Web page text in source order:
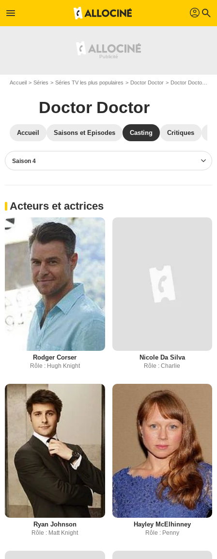
menu profil search
Accueil Séries Séries TV les plus populaires Doctor Doctor Doctor Doctor S04
Doctor Doctor
Accueil Saisons et Episodes Casting Critiques
Saison 4
Acteurs et actrices
Rodger Corser
Rôle : Hugh Knight
Nicole Da Silva
Rôle : Charlie
Ryan Johnson
Rôle : Matt Knight
Hayley McElhinney
Rôle : Penny